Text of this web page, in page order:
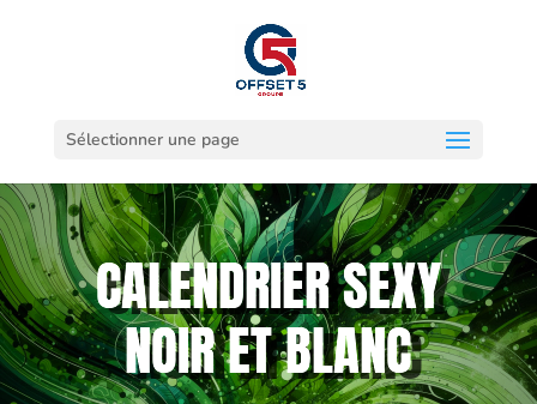
Sélectionner une page
CALENDRIER SEXY
NOIR ET BLANC